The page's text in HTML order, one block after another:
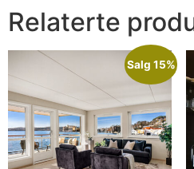
Relaterte
Salg 15%